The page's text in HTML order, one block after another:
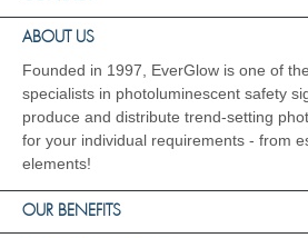
ABOUT US
Founded in 1997, EverGlow is one of
specialists in photoluminescent safety
produce and distribute trend-setting
for your individual requirements - from
elements!
OUR BENEFITS